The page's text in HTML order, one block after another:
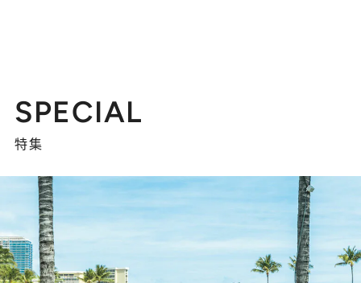
SPECIAL
特集